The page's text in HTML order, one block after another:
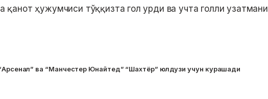
қанот ҳужумчиси тўққизта гол урди ва учта голли узатмани
ва “Манчестер Юнайтед” “Шахтёр” юлдузи учун курашади